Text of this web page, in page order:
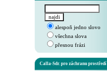
alespoň jedno slovo
všechna slova
přesnou frázi
Calla-Sdr. pro záchranu prostředí